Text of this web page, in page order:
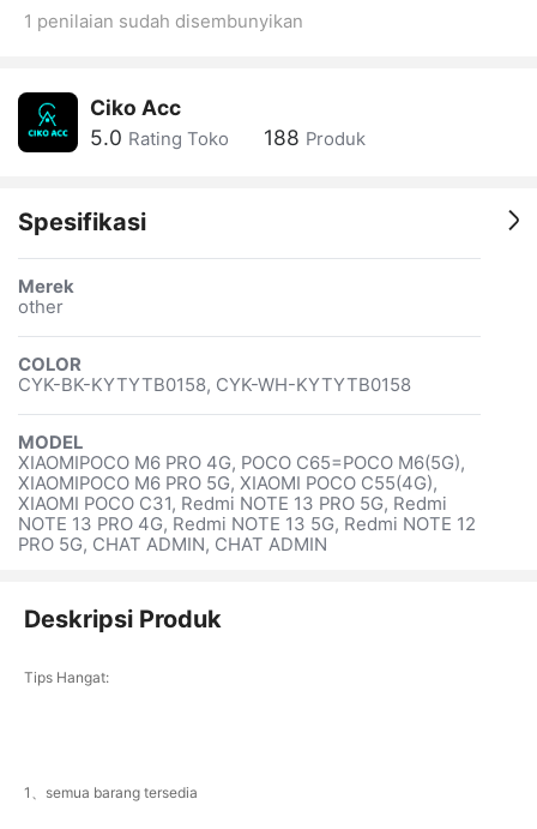
1 penilaian sudah disembunyikan
Ciko Acc
5.0 Rating Toko 188 Produk
Spesifikasi
Merek
other
COLOR
CYK-BK-KYTYTB0158, CYK-WH-KYTYTB0158
MODEL
XIAOMIPOCO M6 PRO 4G, POCO C65=POCO M6(5G),
XIAOMIPOCO M6 PRO 5G, XIAOMI POCO C55(4G),
XIAOMI POCO C31, Redmi NOTE 13 PRO 5G, Redmi
NOTE 13 PRO 4G, Redmi NOTE 13 5G, Redmi NOTE 12
PRO 5G, CHAT ADMIN, CHAT ADMIN
Deskripsi Produk
Tips Hangat:
1、semua barang tersedia